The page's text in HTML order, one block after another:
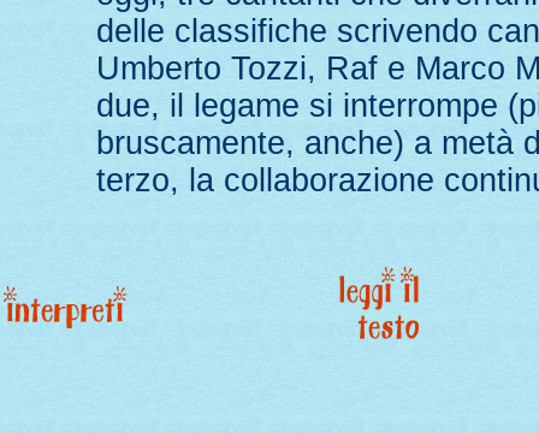
delle classifiche scrivendo
Umberto Tozzi, Raf e Marco
due, il legame si interrompe
bruscamente, anche) a metà
terzo, la collaborazione